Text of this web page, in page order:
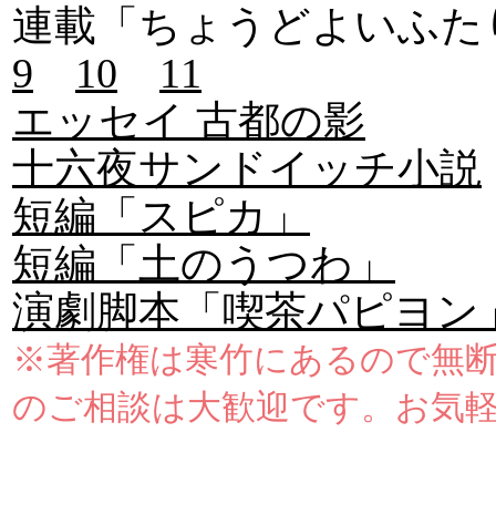
連載「ちょうどよいふ
9
10
11
エッセイ 古都の影
十六夜サンドイッチ小説
短編「スピカ」
短編「土のうつわ」
演劇脚本「喫茶パピヨン
※著作権は寒竹にあるので無
のご相談は大歓迎です。お気